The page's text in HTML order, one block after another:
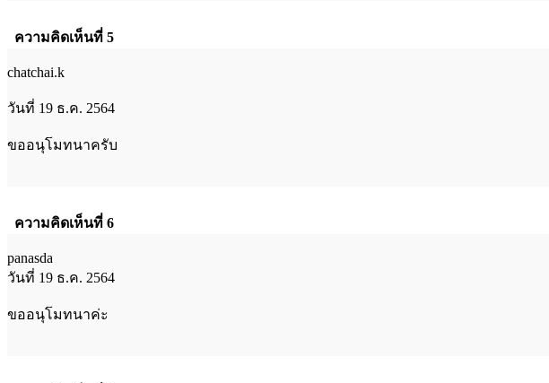
ความคิดเห็นที่ 5
chatchai.k
วันที่ 19 ธ.ค. 2564
ขออนุโมทนาครับ
ความคิดเห็นที่ 6
panasda
วันที่ 19 ธ.ค. 2564
ขออนุโมทนาค่ะ